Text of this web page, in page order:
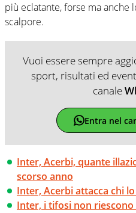
più eclatante, forse ma anche
scalpore.
Vuoi essere sempre
sport, risultati ed
canale
Entra nel
Inter, Acerbi, quante
scorso anno
Inter, Acerbi attacca chi
Inter, i tifosi non